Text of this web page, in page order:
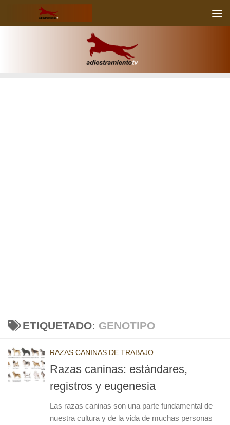
Skip to content
ETIQUETADO: GENOTIPO
RAZAS CANINAS DE TRABAJO
Razas caninas: estándares,
registros y eugenesia
Las razas caninas son una parte fundamental de
nuestra cultura y de la vida de muchas personas